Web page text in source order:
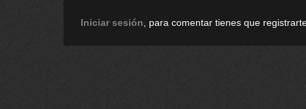
Iniciar sesión , para comentar tienes que